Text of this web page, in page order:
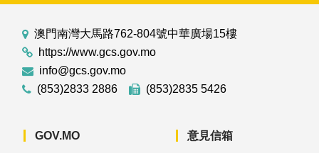
澳門南灣大馬路762-804號中華廣場15樓
https://www.gcs.gov.mo
info@gcs.gov.mo
(853)2833 2886
(853)2835 5426
GOV.MO 意見信箱